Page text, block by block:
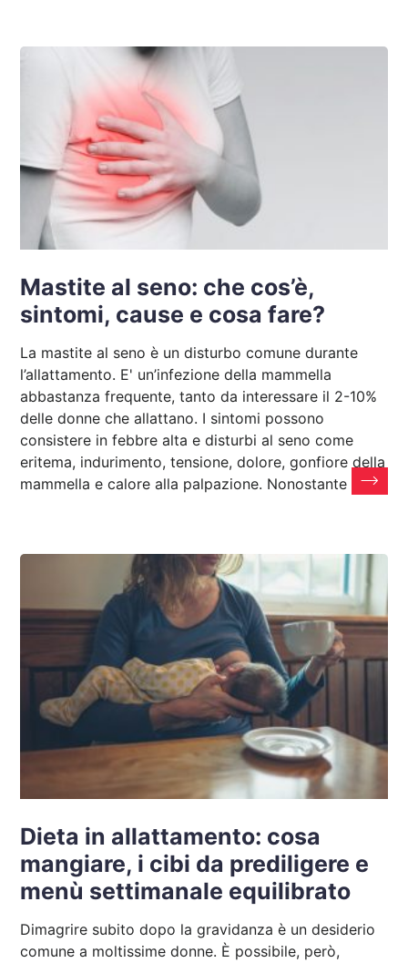
Mastite al seno: che cos’è,
sintomi, cause e cosa fare?
La mastite al seno è un disturbo comune durante
l’allattamento. E' un’infezione della mammella
abbastanza frequente, tanto da interessare il 2-10%
delle donne che allattano. I sintomi possono
consistere in febbre alta e disturbi al seno come
eritema, indurimento, tensione, dolore, gonfiore della
mammella e calore alla palpazione. Nonostante sia
Dieta in allattamento: cosa
mangiare, i cibi da prediligere e
menù settimanale equilibrato
Dimagrire subito dopo la gravidanza è un desiderio
comune a moltissime donne. È possibile, però,